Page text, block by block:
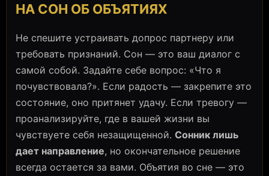
НА СОН ОБ ОБЪЯТИЯХ
Не спешите устраивать допрос партнеру или
требовать признаний. Сон — это ваш диалог с
самой собой. Задайте себе вопрос: «Что я
почувствовала?». Если радость — закрепите это
состояние, оно притянет удачу. Если тревогу —
проанализируйте, где в вашей жизни вы
чувствуете себя незащищенной. Сонник лишь
дает направление, но окончательное решение
всегда остается за вами. Объятия во сне — это